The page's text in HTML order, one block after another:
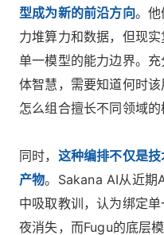
型成为新的前沿方向。他
力堆算力和数据，但现
单一模型的能力边界。
体智慧，需要知道何时该
怎么组合擅长不同领域的
同时， 这种编排不仅是
产物。Sakana AI从近期
中吸取教训，认为绑定
夜消失，而Fugu的底层